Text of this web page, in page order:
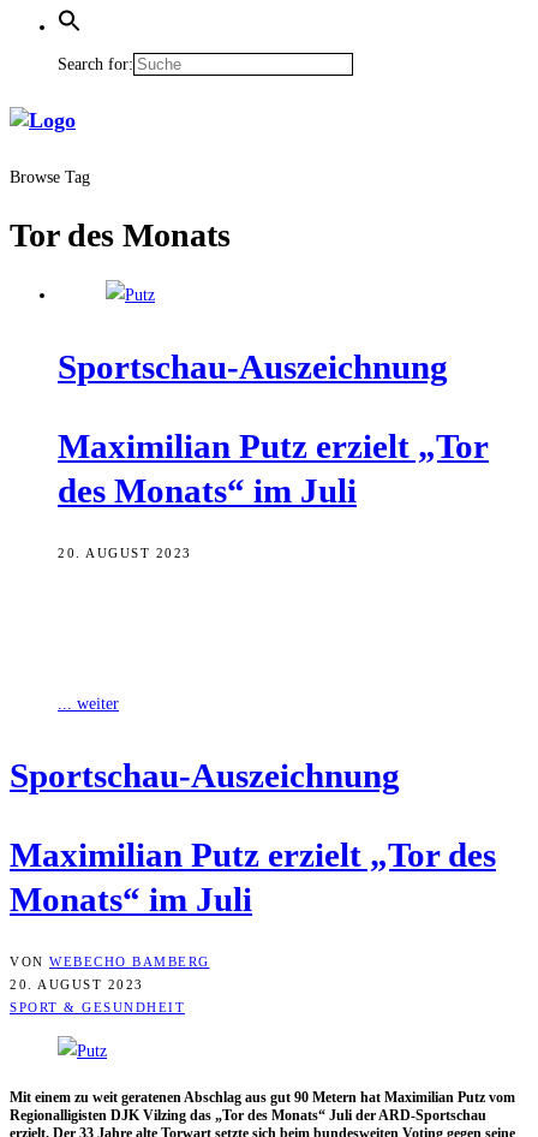
Search for:
Browse Tag
Tor des Monats
Sport­schau-Aus­zeich­nung
Maxi­mi­li­an Putz erzielt „Tor
des Monats“ im Juli
20. AUGUST 2023
... weiter
Sport­schau-Aus­zeich­nung
Maxi­mi­li­an Putz erzielt „Tor des
Monats“ im Juli
VON WEBECHO BAMBERG
20. AUGUST 2023
SPORT & GESUNDHEIT
Mit einem zu weit gera­te­nen Abschlag aus gut 90 Metern hat Maxi­mi­li­an Putz vom
Regio­nal­li­gis­ten DJK Vil­z­ing das „Tor des Monats“ Juli der ARD-Sport­schau